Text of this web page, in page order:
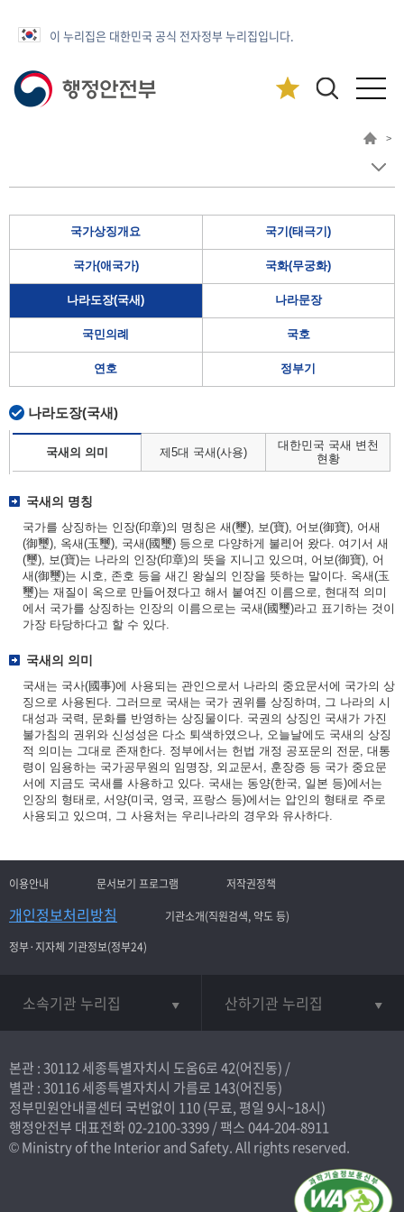
이 누리집은 대한민국 공식 전자정부 누리집입니다.
>
국가상징개요 국기(태극기)
국가(애국가) 국화(무궁화)
나라도장(국새) 나라문장
국민의례 국호
연호 정부기
나라도장(국새)
국새의 의미 제5대 국새(사용)
대한민국 국새 변천
현황
국새의 명칭
국가를 상징하는 인장(印章)의 명칭은 새(璽), 보(寶), 어보(御寶), 어새
(御璽), 옥새(玉璽), 국새(國璽) 등으로 다양하게 불리어 왔다. 여기서 새
(璽), 보(寶)는 나라의 인장(印章)의 뜻을 지니고 있으며, 어보(御寶), 어
새(御璽)는 시호, 존호 등을 새긴 왕실의 인장을 뜻하는 말이다. 옥새(玉
璽)는 재질이 옥으로 만들어졌다고 해서 붙여진 이름으로, 현대적 의미
에서 국가를 상징하는 인장의 이름으로는 국새(國璽)라고 표기하는 것이
가장 타당하다고 할 수 있다.
국새의 의미
국새는 국사(國事)에 사용되는 관인으로서 나라의 중요문서에 국가의 상
징으로 사용된다. 그러므로 국새는 국가 권위를 상징하며, 그 나라의 시
대성과 국력, 문화를 반영하는 상징물이다. 국권의 상징인 국새가 가진
불가침의 권위와 신성성은 다소 퇴색하였으나, 오늘날에도 국새의 상징
적 의미는 그대로 존재한다. 정부에서는 헌법 개정 공포문의 전문, 대통
령이 임용하는 국가공무원의 임명장, 외교문서, 훈장증 등 국가 중요문
서에 지금도 국새를 사용하고 있다. 국새는 동양(한국, 일본 등)에서는
인장의 형태로, 서양(미국, 영국, 프랑스 등)에서는 압인의 형태로 주로
사용되고 있으며, 그 사용처는 우리나라의 경우와 유사하다.
이용안내 문서보기 프로그램 저작권정책
개인정보처리방침
기관소개(직원검색, 약도 등)
정부·지자체 기관정보(정부24)
소속기관 누리집 산하기관 누리집
본관 : 30112 세종특별자치시 도움6로 42(어진동) /
별관 : 30116 세종특별자치시 가름로 143(어진동)
정부민원안내콜센터 국번없이 110(무료, 평일 9시~18시)
행정안전부 대표전화02-2100-3399/ 팩스 044-204-8911
© Ministry of the Interior and Safety. All rights reserved.